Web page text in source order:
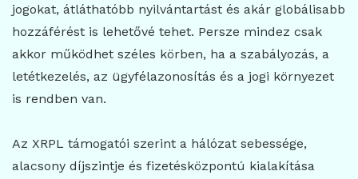
jogokat, átláthatóbb nyilvántartást és akár globálisabb
hozzáférést is lehetővé tehet. Persze mindez csak
akkor működhet széles körben, ha a szabályozás, a
letétkezelés, az ügyfélazonosítás és a jogi környezet
is rendben van.
Az XRPL támogatói szerint a hálózat sebessége,
alacsony díjszintje és fizetésközpontú kialakítása